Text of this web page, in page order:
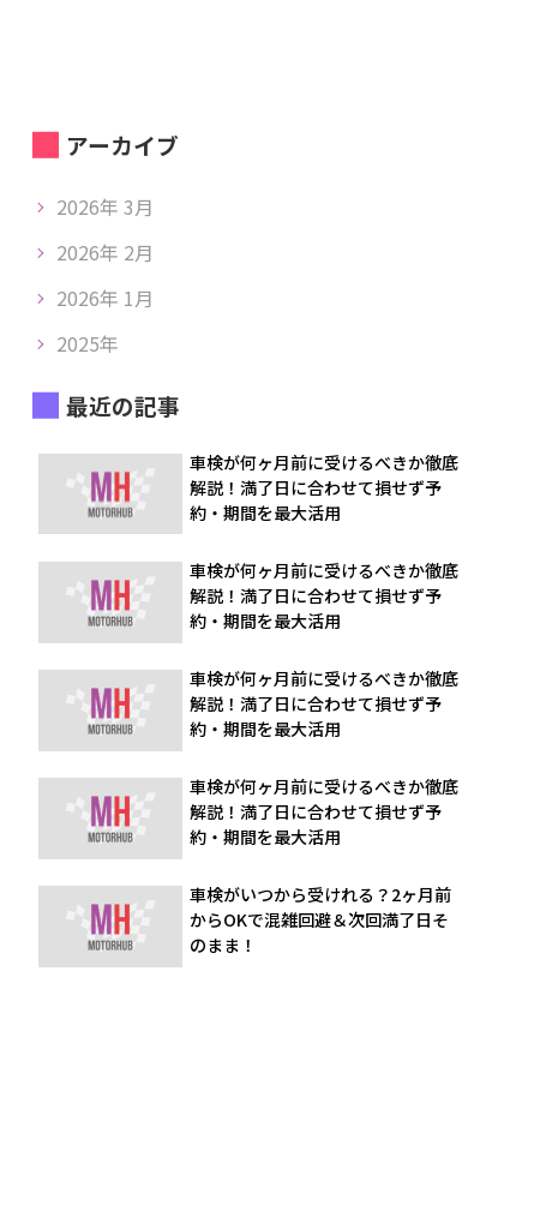
アーカイブ
2026年 3月
2026年 2月
2026年 1月
2025年
最近の記事
車検が何ヶ月前に受けるべきか徹底
解説！満了日に合わせて損せず予
約・期間を最大活用
車検が何ヶ月前に受けるべきか徹底
解説！満了日に合わせて損せず予
約・期間を最大活用
車検が何ヶ月前に受けるべきか徹底
解説！満了日に合わせて損せず予
約・期間を最大活用
車検が何ヶ月前に受けるべきか徹底
解説！満了日に合わせて損せず予
約・期間を最大活用
車検がいつから受けれる？2ヶ月前
からOKで混雑回避＆次回満了日そ
のまま！